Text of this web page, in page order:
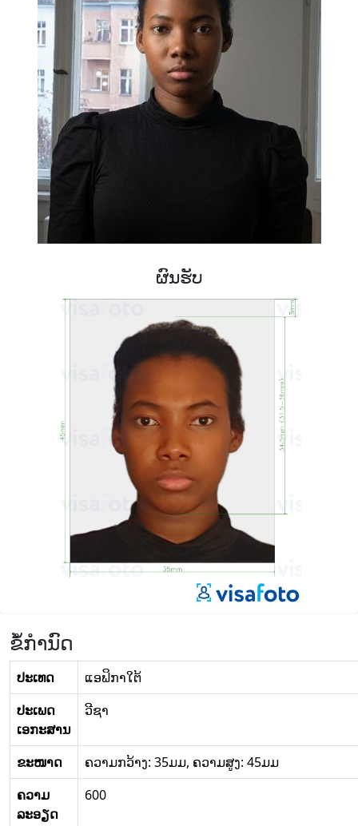
ຜົນຮັບ
ຂໍ້ກໍານົດ
ປະເທດ
ແອຟິກາໃຕ້
ປະເພດ
ເອກະສານ
ວີຊາ
ຂະໜາດ
ຄວາມກວ້າງ: 35ມມ, ຄວາມສູງ: 45ມມ
ຄວາມ
ລະອຽດ
600